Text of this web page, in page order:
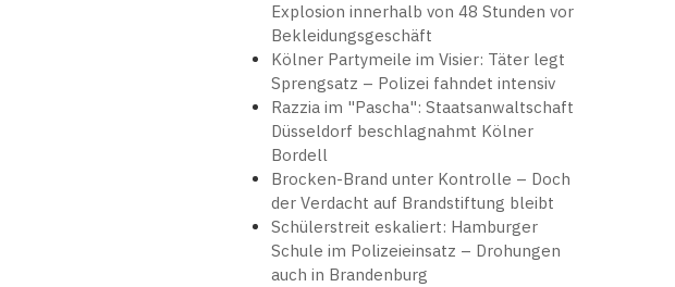
Explosion innerhalb von 48 Stunden vor
Bekleidungsgeschäft
Kölner Partymeile im Visier: Täter legt
Sprengsatz – Polizei fahndet intensiv
Razzia im "Pascha": Staatsanwaltschaft
Düsseldorf beschlagnahmt Kölner
Bordell
Brocken-Brand unter Kontrolle – Doch
der Verdacht auf Brandstiftung bleibt
Schülerstreit eskaliert: Hamburger
Schule im Polizeieinsatz – Drohungen
auch in Brandenburg